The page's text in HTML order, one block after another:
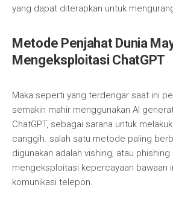
yang dapat diterapkan untuk
Metode Penjahat Dunia
Mengeksploitasi ChatGPT
Maka seperti yang terdengar saat ini
semakin mahir menggunakan AI
ChatGPT, sebagai sarana untuk
canggih. salah satu metode paling
digunakan adalah vishing, atau phishing
mengeksploitasi kepercayaan bawaan
komunikasi telepon.